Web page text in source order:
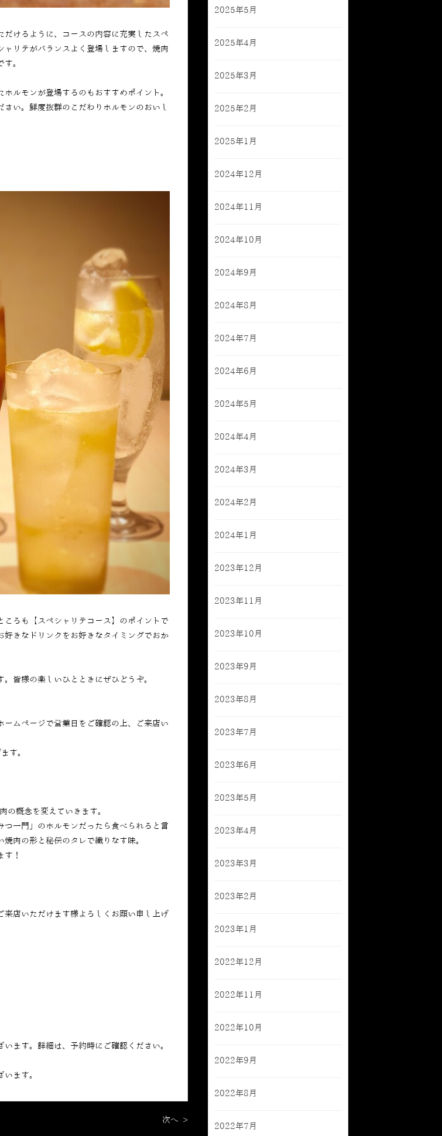
だけるように、コースの内容に充実したスペ
リテがバランスよく登場しますので、焼肉
。
ルモンが登場するのもおすすめポイント。
い。鮮度抜群のこだわりホルモンのおいし
ろも【スペシャリテコース】のポイントで
きなドリンクをお好きなタイミングでおか
皆様の楽しいひとときにぜひどうぞ。
ムページで営業日をご確認の上、ご来店い
す。
概念を変えていきます。
一門」のホルモンだったら食べられると言
肉の形と秘伝のタレで織りなす味。
！
店いただけます様よろしくお願い申し上げ
ます。詳細は、予約時にご確認ください。
ます。
次へ >
2025年5月
2025年4月
2025年3月
2025年2月
2025年1月
2024年12月
2024年11月
2024年10月
2024年9月
2024年8月
2024年7月
2024年6月
2024年5月
2024年4月
2024年3月
2024年2月
2024年1月
2023年12月
2023年11月
2023年10月
2023年9月
2023年8月
2023年7月
2023年6月
2023年5月
2023年4月
2023年3月
2023年2月
2023年1月
2022年12月
2022年11月
2022年10月
2022年9月
2022年8月
2022年7月